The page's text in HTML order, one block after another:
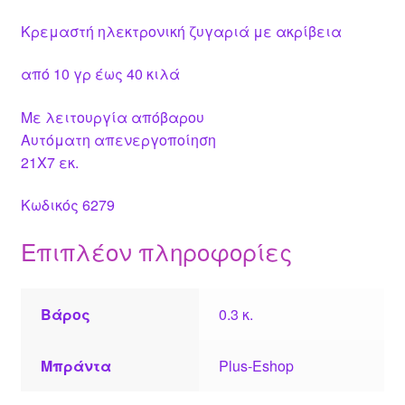
Κρεμαστή ηλεκτρονική ζυγαριά με ακρίβεια
από 10 γρ έως 40 κιλά
Με λειτουργία απόβαρου
Αυτόματη απενεργοποίηση
21Χ7 εκ.
Κωδικός 6279
Επιπλέον πληροφορίες
Βάρος 0.3 κ.
Μπράντα Plus-Eshop